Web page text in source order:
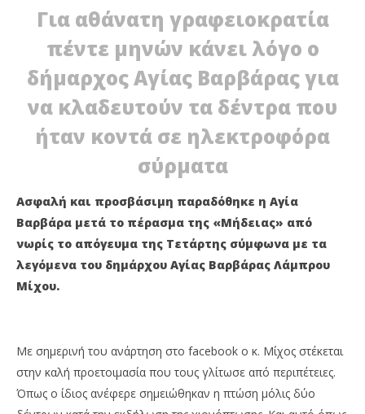
ΔΙΑΒΑΖΕΤΕ ΤΩΡΑ
Λ. ΜΙΧΟΣ: ΓΡΑΦΕΙΟΚΡΑΤΙΑ ΠΕΝΤΕ ΜΗΝΩΝ ΓΙΑ ΝΑ
ΚΛΑΔΕΥΤΟΥΝ ΤΑ «ΕΠΙΚΙΝΔΥΝΑ» ΔΕΝΤΡΑ ΣΤΗΝ ΑΓ.
ΒΑΡΒΑΡΑ
18
Για αθάνατη γραφειοκρατία
πέντε μηνών κάνει λόγο ο
δήμαρχος Αγίας Βαρβάρας για
να κλαδευτούν τα δέντρα που
ήταν κοντά σε ηλεκτροφόρα
σύρματα
Ασφαλή και προσβάσιμη παραδόθηκε η Αγία
Βαρβάρα μετά το πέρασμα της «Μήδειας» από
νωρίς το απόγευμα της Τετάρτης σύμφωνα με τα
λεγόμενα του δημάρχου Αγίας Βαρβάρας Λάμπρου
Μίχου.
Με σημερινή του ανάρτηση στο facebook o κ. Μίχος στέκεται
στην καλή προετοιμασία που τους γλίτωσε από περιπέτειες.
Όπως ο ίδιος ανέφερε σημειώθηκαν η πτώση μόλις δύο